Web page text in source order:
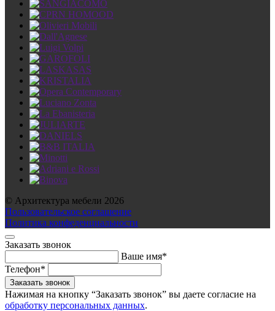
© Архитектура мебели 2026
Пользовательское соглашение
Политика конфеденциальности
Заказать звонок
Ваше имя*
Телефон*
Нажимая на кнопку “Заказать звонок” вы даете согласие на
обработку персональных данных.